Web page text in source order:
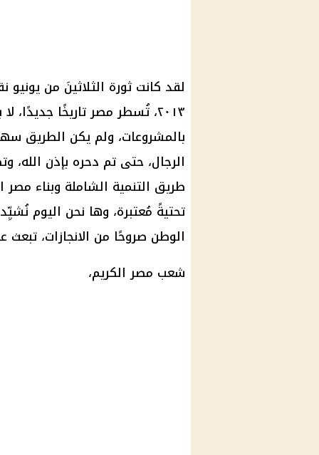
لقد كانت ثورة الثلاثينَ من
٢٠١٣، تُسطر مصر تاريخًا جديدًا،
بالمشروعات، ولم يكن الطريق
الرجال، حتى تم دحره بإذن الله،
طريق التنمية الشاملة وبناء مصر
تحتيةً مُعتبرة، وها نحن اليوم
الوطن صروحًا من الانجازات،
شعب مصر الكريم،